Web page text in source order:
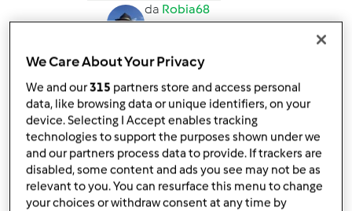
da Robia68
published: 20-05-2024
Aggiungi alle mie raccolte
condividi la ricetta
Crea variante
We Care About Your Privacy
We and our315 partners store and access personal
data, like browsing data or unique identifiers, on your
device. Selecting I Accept enables tracking
technologies to support the purposes shown under we
and our partners process data to provide. If trackers are
disabled, some content and ads you see may not be as
relevant to you. You can resurface this menu to change
your choices or withdraw consent at any time by